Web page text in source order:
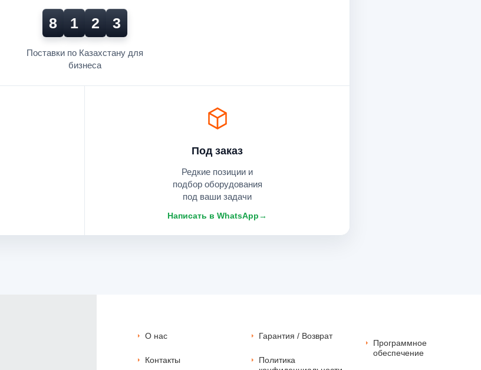
8 1 2 3
Поставки по Казахстану для
бизнеса
Под заказ
Редкие позиции и
подбор оборудования
под ваши задачи
Написать в WhatsApp→
О нас
Контакты
Гарантия / Возврат
Политика
Программное
обеспечение